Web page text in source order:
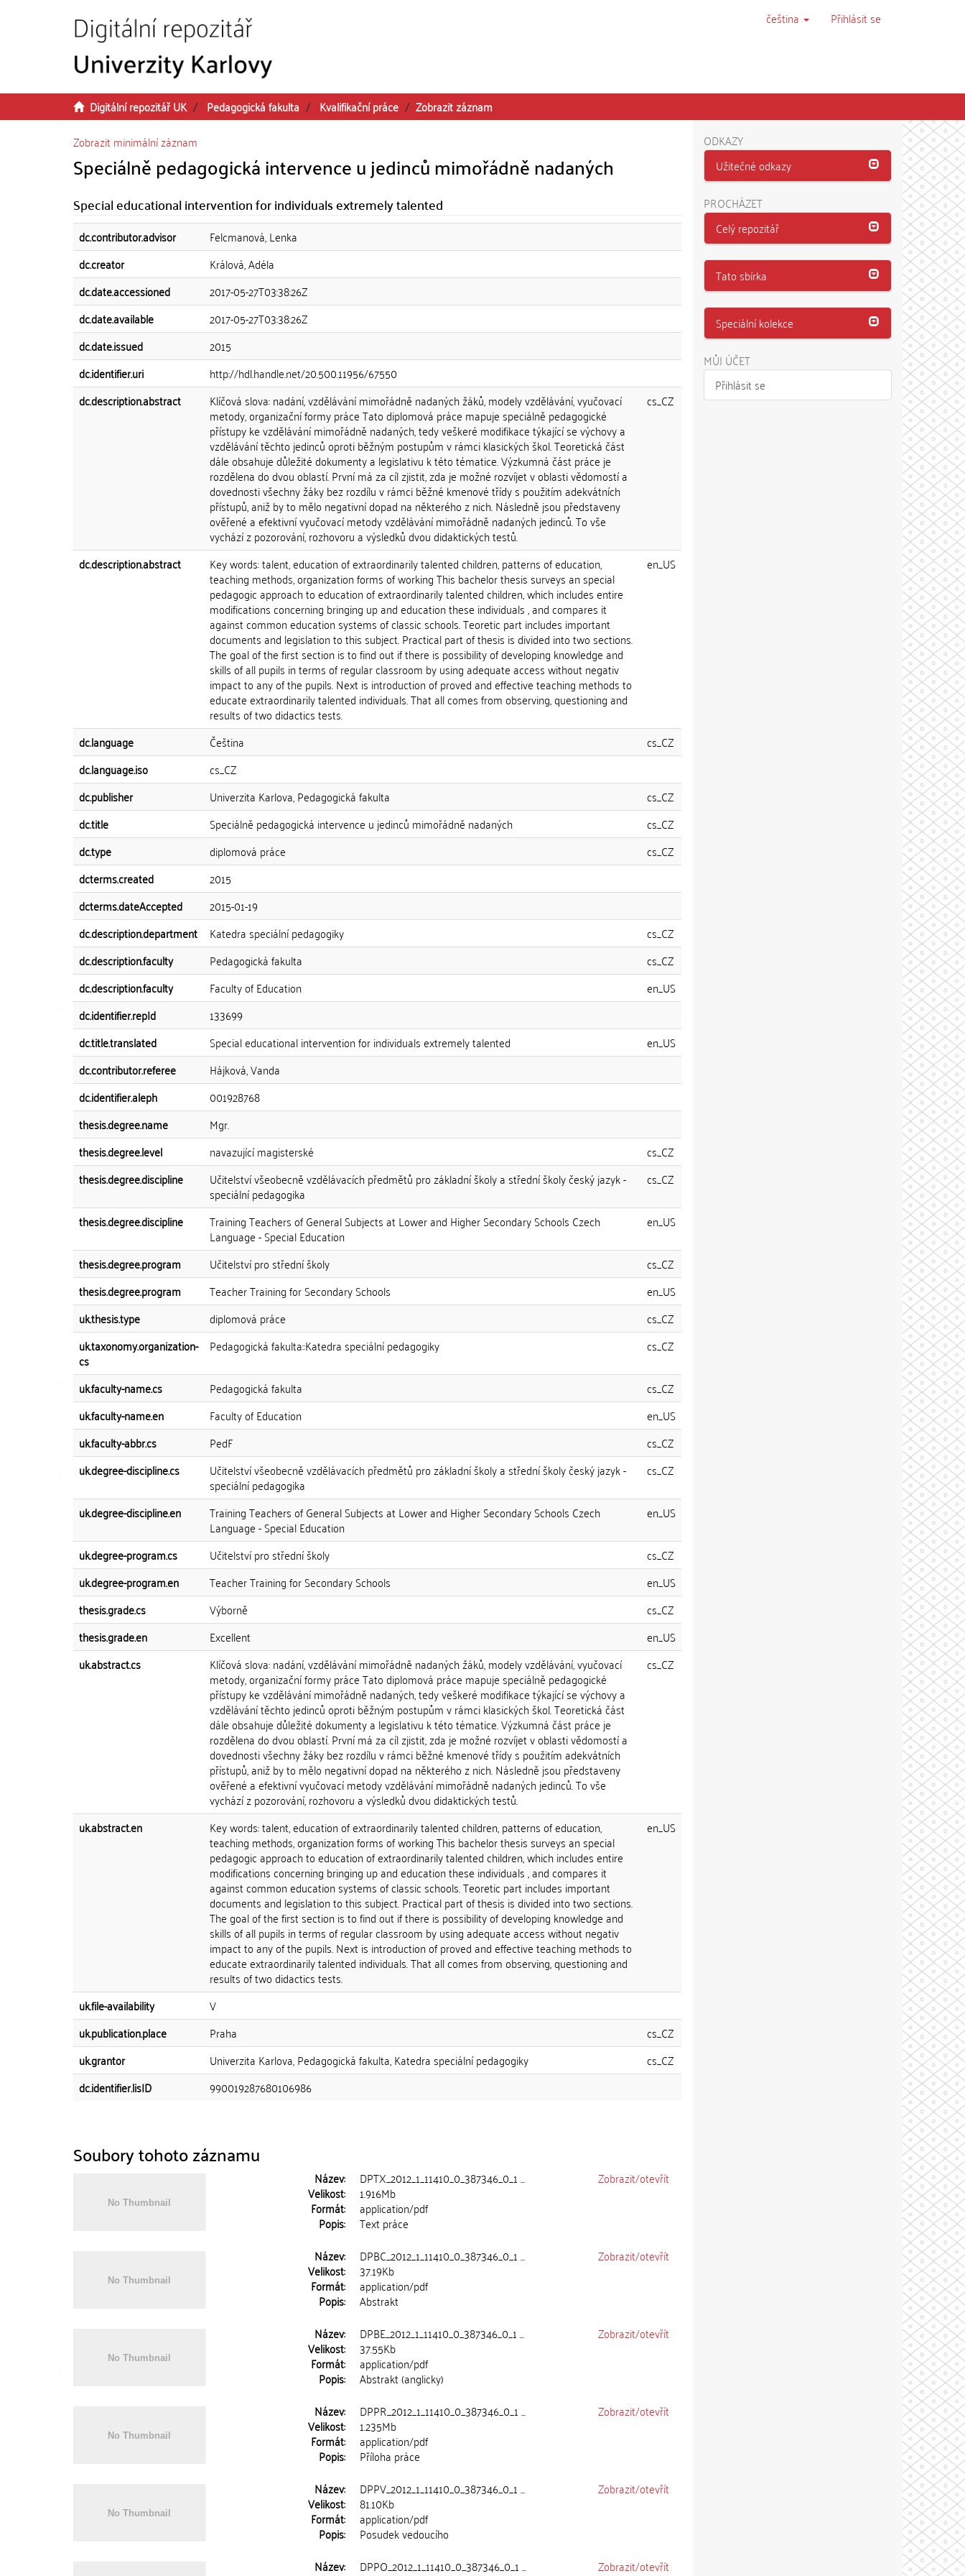
čeština Přihlásit se
Digitální repozitář UK Pedagogická fakulta Kvalifikační práce
Zobrazit záznam
Zobrazit minimální záznam
Speciálně pedagogická intervence u jedinců mimořádně nadaných
Special educational intervention for individuals extremely talented
dc.contributor.advisor
Felcmanová, Lenka
dc.creator
Králová, Adéla
dc.date.accessioned
2017-05-27T03:38:26Z
dc.date.available
2017-05-27T03:38:26Z
dc.date.issued
2015
dc.identifier.uri
http://hdl.handle.net/20.500.11956/67550
dc.description.abstract
Klíčová slova: nadání, vzdělávání mimořádně nadaných žáků, modely vzdělávání, vyučovací
metody, organizační formy práce Tato diplomová práce mapuje speciálně pedagogické
přístupy ke vzdělávání mimořádně nadaných, tedy veškeré modifikace týkající se výchovy a
vzdělávání těchto jedinců oproti běžným postupům v rámci klasických škol. Teoretická část
dále obsahuje důležité dokumenty a legislativu k této tématice. Výzkumná část práce je
rozdělena do dvou oblastí. První má za cíl zjistit, zda je možné rozvíjet v oblasti vědomostí a
dovednosti všechny žáky bez rozdílu v rámci běžné kmenové třídy s použitím adekvátních
přístupů, aniž by to mělo negativní dopad na některého z nich. Následně jsou představeny
ověřené a efektivní vyučovací metody vzdělávání mimořádně nadaných jedinců. To vše
vychází z pozorování, rozhovoru a výsledků dvou didaktických testů.
cs_CZ
dc.description.abstract Key words: talent, education of extraordinarily talented children, patterns of education,
teaching methods, organization forms of working This bachelor thesis surveys an special
pedagogic approach to education of extraordinarily talented children, which includes entire
modifications concerning bringing up and education these individuals , and compares it
against common education systems of classic schools. Teoretic part includes important
documents and legislation to this subject. Practical part of thesis is divided into two sections.
The goal of the first section is to find out if there is possibility of developing knowledge and
skills of all pupils in terms of regular classroom by using adequate access without negativ
impact to any of the pupils. Next is introduction of proved and effective teaching methods to
educate extraordinarily talented individuals. That all comes from observing, questioning and
results of two didactics tests.
en_US
dc.language Čeština
cs_CZ
dc.language.iso
cs_CZ
dc.publisher
Univerzita Karlova, Pedagogická fakulta
cs_CZ
dc.title
Speciálně pedagogická intervence u jedinců mimořádně nadaných
cs_CZ
dc.type
diplomová práce
cs_CZ
dcterms.created
2015
dcterms.dateAccepted
2015-01-19
dc.description.department
Katedra speciální pedagogiky
cs_CZ
dc.description.faculty
Pedagogická fakulta
cs_CZ
dc.description.faculty
Faculty of Education
en_US
dc.identifier.repId
133699
dc.title.translated
Special educational intervention for individuals extremely talented
en_US
dc.contributor.referee
Hájková, Vanda
dc.identifier.aleph
001928768
thesis.degree.name
Mgr.
thesis.degree.level
navazující magisterské
cs_CZ
thesis.degree.discipline
Učitelství všeobecně vzdělávacích předmětů pro základní školy a střední školy český jazyk -
speciální pedagogika
cs_CZ
thesis.degree.discipline Training Teachers of General Subjects at Lower and Higher Secondary Schools Czech
Language - Special Education
en_US
thesis.degree.program Učitelství pro střední školy
cs_CZ
thesis.degree.program
Teacher Training for Secondary Schools
en_US
uk.thesis.type
diplomová práce
cs_CZ
uk.taxonomy.organization-
cs
Pedagogická fakulta::Katedra speciální pedagogiky cs_CZ
uk.faculty-name.cs Pedagogická fakulta
cs_CZ
uk.faculty-name.en
Faculty of Education
en_US
uk.faculty-abbr.cs
PedF
cs_CZ
uk.degree-discipline.cs
Učitelství všeobecně vzdělávacích předmětů pro základní školy a střední školy český jazyk -
speciální pedagogika
cs_CZ
uk.degree-discipline.en Training Teachers of General Subjects at Lower and Higher Secondary Schools Czech
Language - Special Education
en_US
uk.degree-program.cs Učitelství pro střední školy
cs_CZ
uk.degree-program.en
Teacher Training for Secondary Schools
en_US
thesis.grade.cs
Výborně
cs_CZ
thesis.grade.en
Excellent
en_US
uk.abstract.cs
Klíčová slova: nadání, vzdělávání mimořádně nadaných žáků, modely vzdělávání, vyučovací
metody, organizační formy práce Tato diplomová práce mapuje speciálně pedagogické
přístupy ke vzdělávání mimořádně nadaných, tedy veškeré modifikace týkající se výchovy a
vzdělávání těchto jedinců oproti běžným postupům v rámci klasických škol. Teoretická část
dále obsahuje důležité dokumenty a legislativu k této tématice. Výzkumná část práce je
rozdělena do dvou oblastí. První má za cíl zjistit, zda je možné rozvíjet v oblasti vědomostí a
dovednosti všechny žáky bez rozdílu v rámci běžné kmenové třídy s použitím adekvátních
přístupů, aniž by to mělo negativní dopad na některého z nich. Následně jsou představeny
ověřené a efektivní vyučovací metody vzdělávání mimořádně nadaných jedinců. To vše
vychází z pozorování, rozhovoru a výsledků dvou didaktických testů.
cs_CZ
uk.abstract.en Key words: talent, education of extraordinarily talented children, patterns of education,
teaching methods, organization forms of working This bachelor thesis surveys an special
pedagogic approach to education of extraordinarily talented children, which includes entire
modifications concerning bringing up and education these individuals , and compares it
against common education systems of classic schools. Teoretic part includes important
documents and legislation to this subject. Practical part of thesis is divided into two sections.
The goal of the first section is to find out if there is possibility of developing knowledge and
skills of all pupils in terms of regular classroom by using adequate access without negativ
impact to any of the pupils. Next is introduction of proved and effective teaching methods to
educate extraordinarily talented individuals. That all comes from observing, questioning and
results of two didactics tests.
en_US
uk.file-availability
V
uk.publication.place
Praha
cs_CZ
uk.grantor
Univerzita Karlova, Pedagogická fakulta, Katedra speciální pedagogiky
cs_CZ
dc.identifier.lisID
990019287680106986
Soubory tohoto záznamu
Název: DPTX_2012_1_11410_0_387346_0_1 ...
Velikost: 1.916Mb
Formát: application/pdf
Popis: Text práce
Zobrazit/otevřít
Název: DPBC_2012_1_11410_0_387346_0_1 ...
Velikost: 37.19Kb
Formát: application/pdf
Popis: Abstrakt
Zobrazit/otevřít
Název: DPBE_2012_1_11410_0_387346_0_1 ...
Velikost: 37.55Kb
Formát: application/pdf
Popis: Abstrakt (anglicky)
Zobrazit/otevřít
Název: DPPR_2012_1_11410_0_387346_0_1 ...
Velikost: 1.235Mb
Formát: application/pdf
Popis: Příloha práce
Zobrazit/otevřít
Název: DPPV_2012_1_11410_0_387346_0_1 ...
Velikost: 81.10Kb
Formát: application/pdf
Popis: Posudek vedoucího
Zobrazit/otevřít
Název: DPPO_2012_1_11410_0_387346_0_1 ... Zobrazit/otevřít
ODKAZY
Užitečné odkazy
PROCHÁZET
Celý repozitář
Tato sbírka
Speciální kolekce
MŮJ ÚČET
Přihlásit se